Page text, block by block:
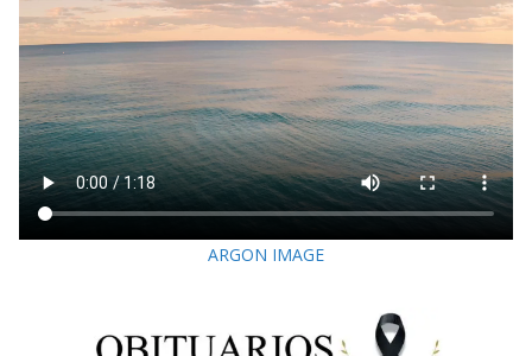
ARGON IMAGE